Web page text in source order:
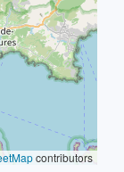
contributors